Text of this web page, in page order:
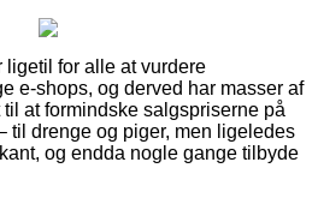
ligetil for alle at vurdere
e-shops, og derved har masser af
at formindske salgspriserne på
til drenge og piger, men ligeledes
og endda nogle gange tilbyde